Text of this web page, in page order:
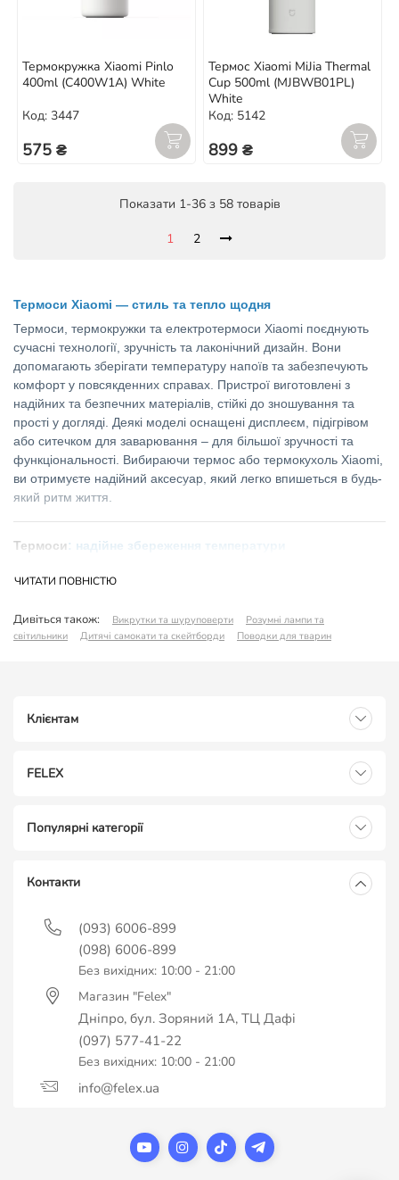
Термокружка Xiaomi Pinlo
400ml (C400W1A) White
Код: 3447
575 ₴
Термос Xiaomi MiJia Thermal
Cup 500ml (MJBWB01PL)
White
Код: 5142
899 ₴
Показати 1-36 з 58 товарів
1 2
Термоси Xiaomi — стиль та тепло щодня
Термоси, термокружки та електротермоси Xiaomi поєднують
сучасні технології, зручність та лаконічний дизайн. Вони
допомагають зберігати температуру напоїв та забезпечують
комфорт у повсякденних справах. Пристрої виготовлені з
надійних та безпечних матеріалів, стійкі до зношування та
прості у догляді. Деякі моделі оснащені дисплеєм, підігрівом
або ситечком для заварювання – для більшої зручності та
функціональності. Вибираючи термос або термокухоль Xiaomi,
ви отримуєте надійний аксесуар, який легко впишеться в будь-
який ритм життя.
Термоси : надійне збереження температури
ЧИТАТИ ПОВНІСТЮ
Дивіться також: Викрутки та шуруповерти
Розумні лампи та
світильники
Дитячі самокати та скейтборди Поводки для тварин
Клієнтам
FELEX
Популярні категорії
Контакти
(093) 6006-899
(098) 6006-899
Без вихідних: 10:00 - 21:00
Магазин "Felex"
Дніпро, бул. Зоряний 1А, ТЦ Дафі
(097) 577-41-22
Без вихідних: 10:00 - 21:00
info@felex.ua